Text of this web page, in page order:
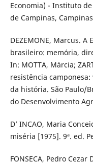
Economia) - Instituto
de Campinas,
DEZEMONE, Marcus.
brasileiro: memória,
In: MOTTA, Márcia;
resistência
da história. São Paulo/
do Desenvolvimento
D’ INCAO, Maria
miséria [1975]. 9ª. ed.
FONSECA, Pedro